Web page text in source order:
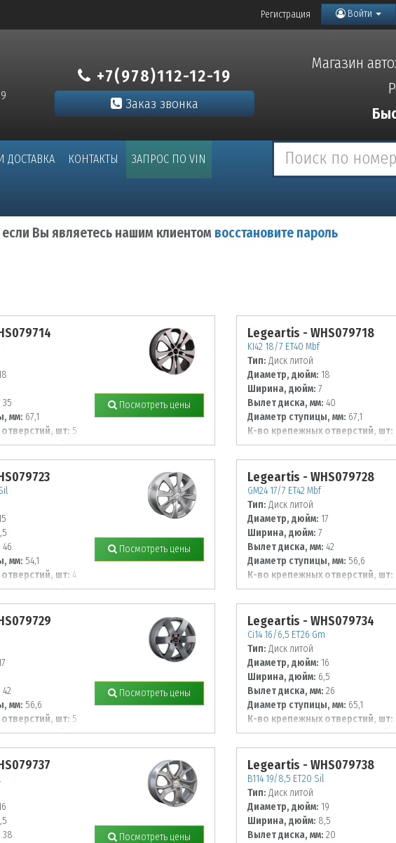
Регистрация Войти
+7(978)112-12-19
Заказ звонка
Магазин
ДОСТАВКА КОНТАКТЫ ЗАПРОС ПО VIN
Вы являетесь нашим клиентом восстановите пароль
35
мм: 67,1
шт: 5
отверстий, мм:
Посмотреть цены
Legeartis - WHS079718
KI42 18/7 ET40 Mbf
Тип: Диск литой
Диаметр, дюйм: 18
Ширина, дюйм: 7
Вылет диска, мм: 40
Диаметр ступицы, мм: 67,1
К-во крепежных отверстий, шт:
Диаметр располож. отверстий,
114,3
46
мм: 54,1
шт: 4
отверстий, мм:
Посмотреть цены
Legeartis - WHS079728
GM24 17/7 ET42 Mbf
Тип: Диск литой
Диаметр, дюйм: 17
Ширина, дюйм: 7
Вылет диска, мм: 42
Диаметр ступицы, мм: 56,6
К-во крепежных отверстий, шт:
Диаметр располож. отверстий,
105
42
мм: 56,6
шт: 5
отверстий, мм:
Посмотреть цены
Legeartis - WHS079734
Ci14 16/6,5 ET26 Gm
Тип: Диск литой
Диаметр, дюйм: 16
Ширина, дюйм: 6,5
Вылет диска, мм: 26
Диаметр ступицы, мм: 65,1
К-во крепежных отверстий, шт:
Диаметр располож. отверстий,
108
38
Посмотреть цены
Legeartis - WHS079738
B114 19/8,5 ET20 Sil
Тип: Диск литой
Диаметр, дюйм: 19
Ширина, дюйм: 8,5
Вылет диска, мм: 20